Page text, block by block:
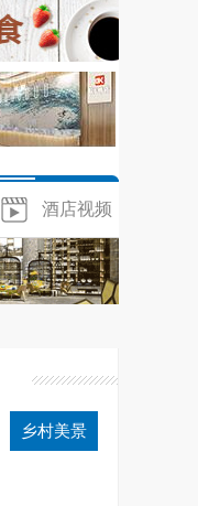
酒店视频
乡村美景